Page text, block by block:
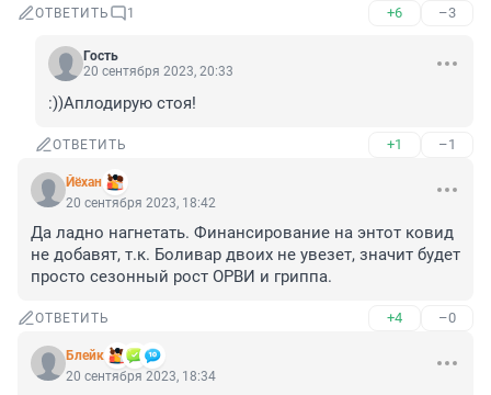
ОТВЕТИТЬ 1 +6 –3
Гость
20 сентября 2023, 20:33
:))Аплодирую стоя!
ОТВЕТИТЬ +1 –1
Йёхан
20 сентября 2023, 18:42
Да ладно нагнетать. Финансирование на энтот ковид
не добавят, т.к. Боливар двоих не увезет, значит будет
просто сезонный рост ОРВИ и гриппа.
ОТВЕТИТЬ +4 –0
Блейк
20 сентября 2023, 18:34